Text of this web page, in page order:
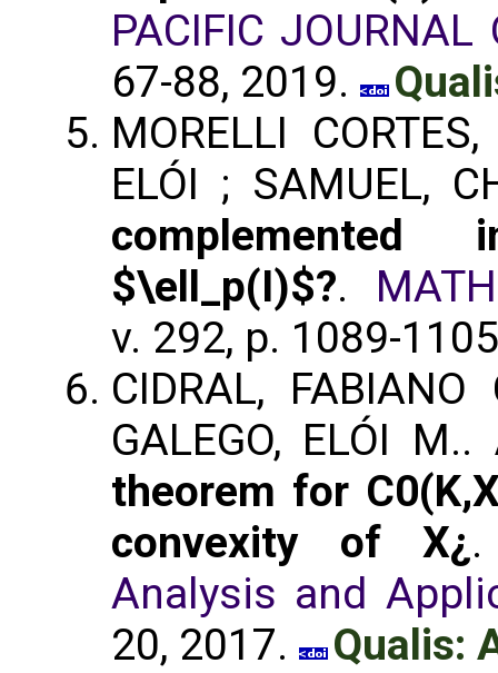
PACIFIC
67-88, 2019.
MORELLI
ELÓI ; SAMUEL,
$\ell_p(I)$?.
v. 292, p. 1089-
CIDRAL,
GALEGO, ELÓI M..
theorem for
convexity of X¿
Analysis and
20, 2017.
Qualis: